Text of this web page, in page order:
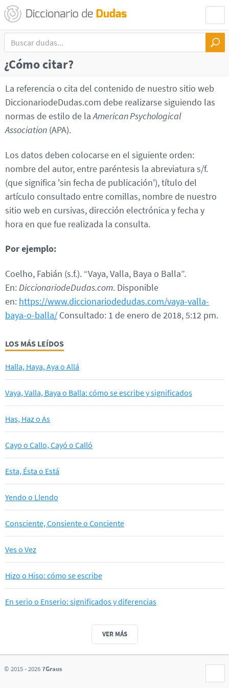
¿Cómo citar?
La referencia o cita del contenido de nuestro sitio web
DiccionariodeDudas.com debe realizarse siguiendo las
normas de estilo de laAmerican Psychological
Association (APA).
Los datos deben colocarse en el siguiente orden:
nombre del autor, entre paréntesis la abreviatura s/f.
(que significa 'sin fecha de publicación'), título del
artículo consultado entre comillas, nombre de nuestro
sitio web en cursivas, dirección electrónica y fecha y
hora en que fue realizada la consulta.
Por ejemplo:
Coelho, Fabián (s.f.). “Vaya, Valla, Baya o Balla”.
En:DiccionariodeDudas.com. Disponible
en: https://www.diccionariodedudas.com/vaya-valla-
baya-o-balla/ Consultado: 1 de enero de 2018, 5:12 pm.
LOS MÁS LEÍDOS
Halla, Haya, Aya o Allá
Vaya, Valla, Baya o Balla: cómo se escribe y significados
Has, Haz o As
Cayo o Callo, Cayó o Calló
Esta, Ésta o Está
Yendo o Llendo
Consciente, Consiente o Conciente
Ves o Vez
Hizo o Hiso: cómo se escribe
En serio o Enserio: significados y diferencias
VER MÁS
© 2015 - 20267Graus